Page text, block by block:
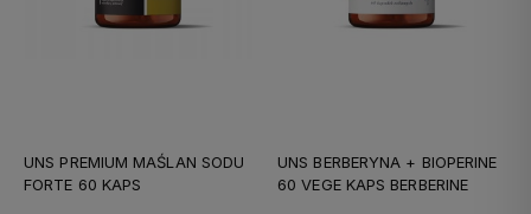
UNS PREMIUM MAŚLAN SODU
FORTE 60 KAPS
UNS BERBERYNA + BIOPERINE
60 VEGE KAPS BERBERINE